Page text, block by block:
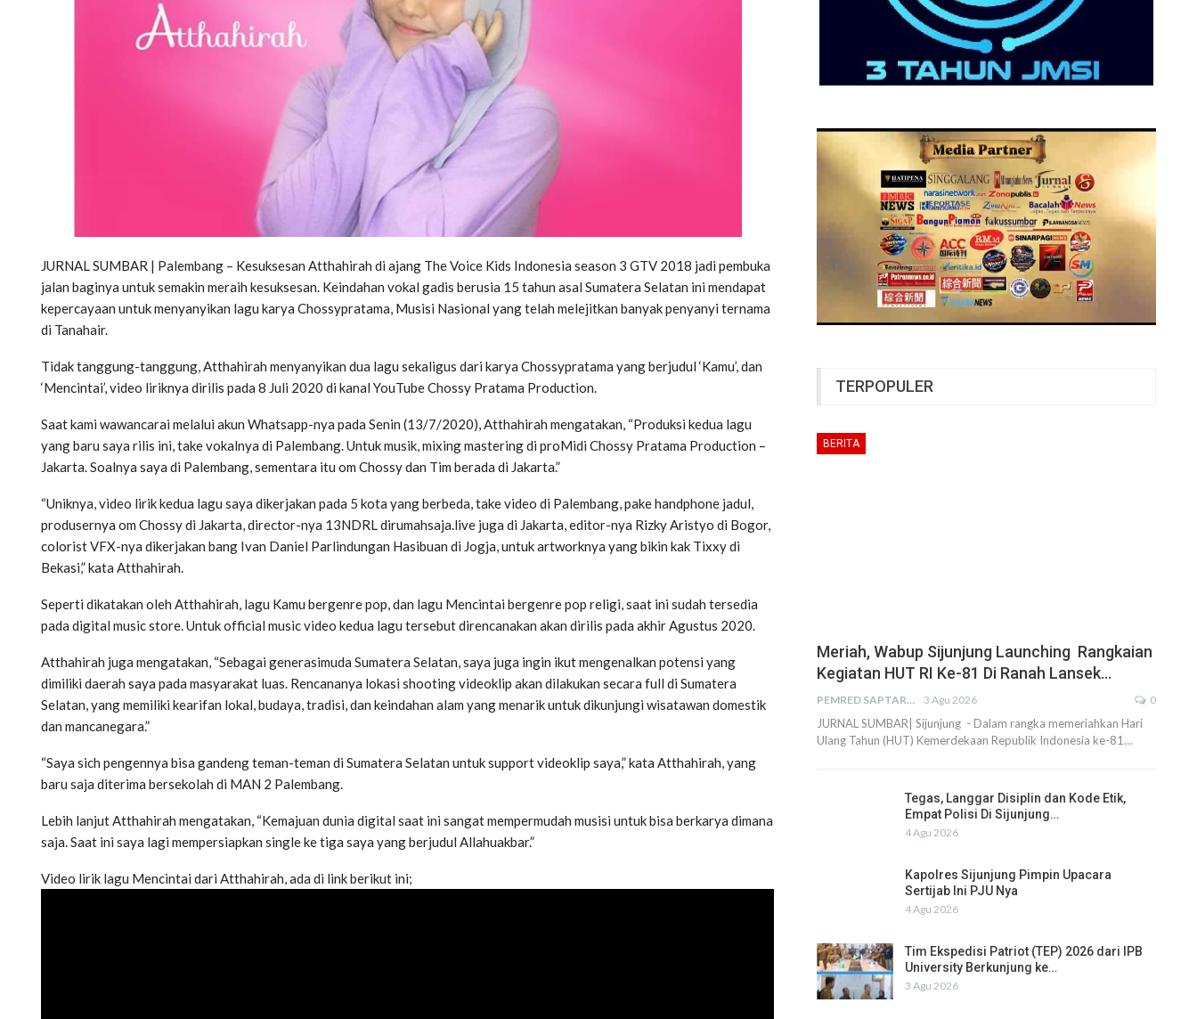
JURNAL SUMBAR | Palembang – Kesuksesan Atthahirah di ajang The Voice Kids Indonesia season 3 GTV 2018 jadi pembuka
jalan baginya untuk semakin meraih kesuksesan. Keindahan vokal gadis berusia 15 tahun asal Sumatera Selatan ini mendapat
kepercayaan untuk menyanyikan lagu karya Chossypratama, Musisi Nasional yang telah melejitkan banyak penyanyi ternama
di Tanahair.
Tidak tanggung-tanggung, Atthahirah menyanyikan dua lagu sekaligus dari karya Chossypratama yang berjudul ‘Kamu’, dan
‘Mencintai’, video liriknya dirilis pada 8 Juli 2020 di kanal YouTube Chossy Pratama Production.
Saat kami wawancarai melalui akun Whatsapp-nya pada Senin (13/7/2020), Atthahirah mengatakan, “Produksi kedua lagu
yang baru saya rilis ini, take vokalnya di Palembang. Untuk musik, mixing mastering di proMidi Chossy Pratama Production –
Jakarta. Soalnya saya di Palembang, sementara itu om Chossy dan Tim berada di Jakarta.”
“Uniknya, video lirik kedua lagu saya dikerjakan pada 5 kota yang berbeda, take video di Palembang, pake handphone jadul,
produsernya om Chossy di Jakarta, director-nya 13NDRL dirumahsaja.live juga di Jakarta, editor-nya Rizky Aristyo di Bogor,
colorist VFX-nya dikerjakan bang Ivan Daniel Parlindungan Hasibuan di Jogja, untuk artworknya yang bikin kak Tixxy di
Bekasi,” kata Atthahirah.
Seperti dikatakan oleh Atthahirah, lagu Kamu bergenre pop, dan lagu Mencintai bergenre pop religi, saat ini sudah tersedia
pada digital music store. Untuk official music video kedua lagu tersebut direncanakan akan dirilis pada akhir Agustus 2020.
Atthahirah juga mengatakan, “Sebagai generasimuda Sumatera Selatan, saya juga ingin ikut mengenalkan potensi yang
dimiliki daerah saya pada masyarakat luas. Rencananya lokasi shooting videoklip akan dilakukan secara full di Sumatera
Selatan, yang memiliki kearifan lokal, budaya, tradisi, dan keindahan alam yang menarik untuk dikunjungi wisatawan domestik
dan mancanegara.”
“Saya sich pengennya bisa gandeng teman-teman di Sumatera Selatan untuk support videoklip saya,” kata Atthahirah, yang
baru saja diterima bersekolah di MAN 2 Palembang.
Lebih lanjut Atthahirah mengatakan, “Kemajuan dunia digital saat ini sangat mempermudah musisi untuk bisa berkarya dimana
saja. Saat ini saya lagi mempersiapkan single ke tiga saya yang berjudul Allahuakbar.”
Video lirik lagu Mencintai dari Atthahirah, ada di link berikut ini;
TERPOPULER
BERITA
Meriah, Wabup Sijunjung Launching Rangkaian
Kegiatan HUT RI Ke-81 Di Ranah Lansek…
PEMRED SAPTARIUS 3 Agu 2026 0
JURNAL SUMBAR| Sijunjung - Dalam rangka memeriahkan Hari
Ulang Tahun (HUT) Kemerdekaan Republik Indonesia ke-81…
Tegas, Langgar Disiplin dan Kode Etik,
Empat Polisi Di Sijunjung…
4 Agu 2026
Kapolres Sijunjung Pimpin Upacara
Sertijab Ini PJU Nya
4 Agu 2026
Tim Ekspedisi Patriot (TEP) 2026 dari IPB
University Berkunjung ke…
3 Agu 2026